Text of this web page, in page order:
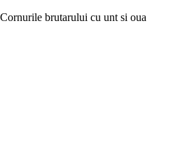
Cornurile brutarului cu unt si oua